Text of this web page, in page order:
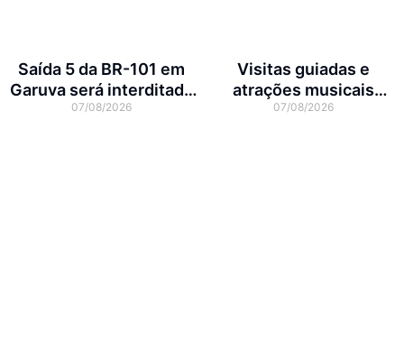
Saída 5 da BR-101 em
Garuva será interditada
por até 90 dias para obras
07/08/2026
Visitas guiadas e
atrações musicais
movimentam a agenda
07/08/2026